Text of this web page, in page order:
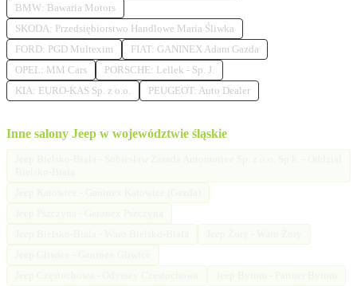
BMW: Bawaria Motors
SKODA: Przedsiębiorstwo Handlowe Maria Śliwka
FORD: PGD Multexim
FIAT: GANINEX Adam Gazda
OPEL: MM Cars
PORSCHE: Lellek - Sp. J.
KIA: EURO-KAS Sp. z o.o.
PEUGEOT: Auto Dealer
Inne salony Jeep w województwie śląskie